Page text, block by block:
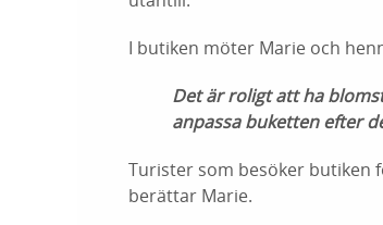
I butiken möter Marie och
Det är roligt att ha
anpassa buketten efter
Turister som besöker butiken
berättar Marie.